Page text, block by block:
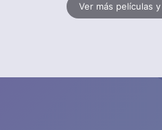
Ver más películas